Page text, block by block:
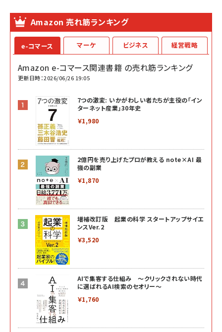
Amazon 売れ筋ランキング
e-コマース
Amazon e-コマース関連書籍 の売れ筋ランキング
更新日時：2026/06/26 19:05
7つの激変: いかがわしい者たちが主役の「イン
ターネット産業」30年史
￥1,980
2億円を売り上げたプロが教える note×AI 最
強の副業
￥1,870
増補改訂版 起業の科学 スタートアップサイエ
ンスVer.2
￥3,520
AIで集客する仕組み ～クリックされない時代
に選ばれるAI検索のセオリー～
￥1,760
マーケ ビジネス 経営戦略